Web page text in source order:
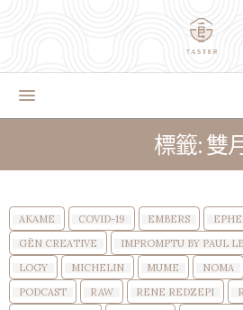
標籤: 雙
AKAME COVID-19 EMBERS
GĒN CREATIVE
IMPROMPTU BY PAUL
LOGY
MICHELIN MUME NOMA
PODCAST
RAW RENE REDZEPI